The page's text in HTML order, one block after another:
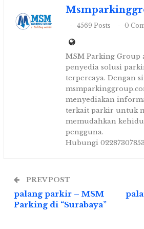
4569 Posts 0
MSM Parking Group
penyedia solusi
terpercaya. Dengan
menyediakan
terkait parkir untuk
memudahkan
pengguna.
Hubungi 02287307853
PREV POST
palang parkir – MSM
Parking di “Surabaya”